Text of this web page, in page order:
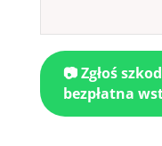
📷 Zgłoś
bezpłatna